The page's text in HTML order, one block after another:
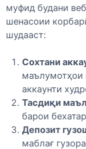
муфид будани
шенасоии
шудааст:
Сохтани
маълумотҳои
аккаунти
Тасдиқи
барои
Депозит
маблағ